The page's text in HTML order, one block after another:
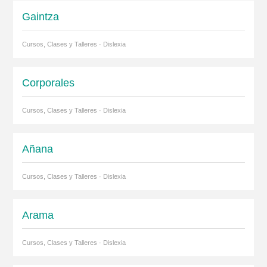
Gaintza
Cursos, Clases y Talleres · Dislexia
Corporales
Cursos, Clases y Talleres · Dislexia
Añana
Cursos, Clases y Talleres · Dislexia
Arama
Cursos, Clases y Talleres · Dislexia